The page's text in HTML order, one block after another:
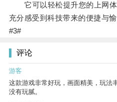
它可以轻松提升您的上网体
充分感受到科技带来的便捷与愉
#3#
评论
游客
这款游戏非常好玩，画面精美，玩法
没有玩腻。